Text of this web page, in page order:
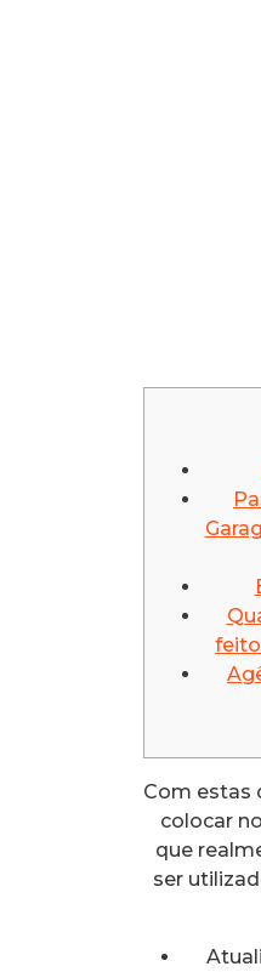
Com estas
colocar
que
ser